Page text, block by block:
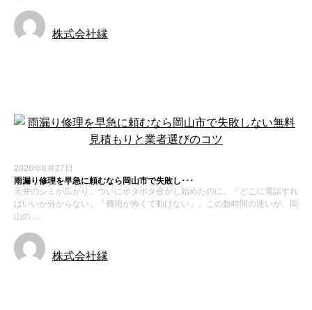
株式会社縁
2026年6月27日
雨漏り修理を早急に頼むなら岡山市で失敗し･･･
天井のシミが広がり、ついにポタポタ音がし始めたのに、「どこに電話すれ
ばいいか分からない」「費用が怖くて動けない」。この数時間の迷いが、岡
山の …
株式会社縁